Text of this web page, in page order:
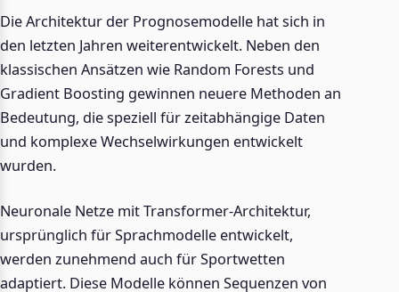
Die Architektur der Prognosemodelle hat sich in
den letzten Jahren weiterentwickelt. Neben den
klassischen Ansätzen wie Random Forests und
Gradient Boosting gewinnen neuere Methoden an
Bedeutung, die speziell für zeitabhängige Daten
und komplexe Wechselwirkungen entwickelt
wurden.
Neuronale Netze mit Transformer-Architektur,
ursprünglich für Sprachmodelle entwickelt,
werden zunehmend auch für Sportwetten
adaptiert. Diese Modelle können Sequenzen von